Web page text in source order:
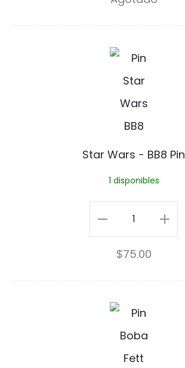
l
cantidad
S
t
a
r
r
-
B
B
Star Wars - BB8 Pin
1 disponibles
Star
Wars
BB8
cantidad
$75.00
P
i
n